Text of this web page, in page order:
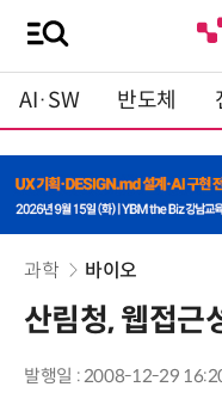
AI·SW 반도체
과학 바이오
산림청, 웹접근
발행일 : 2008-12-29